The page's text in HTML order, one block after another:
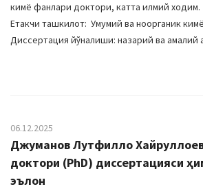
кимё фанлари доктори, катта илмий ходим.
Етакчи ташкилот: Умумий ва ноорганик
Диссертация йўналиши: назарий ва амалий
06.12.2025
Джуманов Лутфилло
доктори (PhD) диссертацияси
эълон